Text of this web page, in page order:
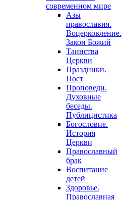
современном мире
Азы
православия.
Воцерковление.
Закон Божий
Таинства
Церкви
Праздники.
Пост
Проповеди.
Духовные
беседы.
Публицистика
Богословие.
История
Церкви
Православный
брак
Воспитание
детей
Здоровье.
Православная